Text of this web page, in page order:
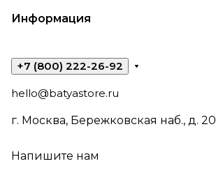
Информация
+7 (800) 222-26-92
hello@batyastore.ru
г. Москва, Бережковская наб., д. 20
Напишите нам